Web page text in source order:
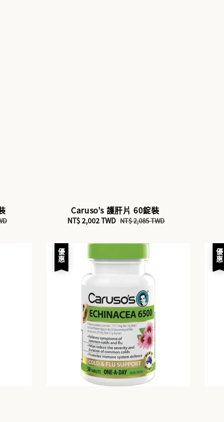
Caruso's 護肝片 60錠裝
Sale
NT$ 2,002 TWD Regular
NT$ 2,085 TWD
優惠 優惠